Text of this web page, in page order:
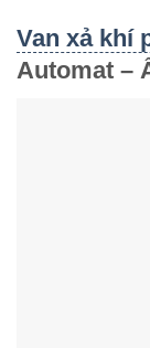
Van xả khí
Automat –